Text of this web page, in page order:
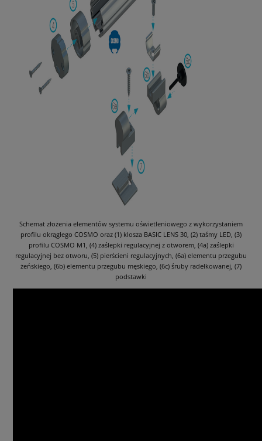
Schemat złożenia elementów systemu oświetleniowego z wykorzystaniem
profilu okrągłego COSMO oraz (1) klosza BASIC LENS 30, (2) taśmy LED, (3)
profilu COSMO M1, (4) zaślepki regulacyjnej z otworem, (4a) zaślepki
regulacyjnej bez otworu, (5) pierścieni regulacyjnych, (6a) elementu przegubu
żeńskiego, (6b) elementu przegubu męskiego, (6c) śruby radełkowanej, (7)
podstawki